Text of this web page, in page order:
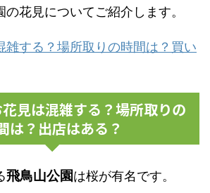
花見についてご紹介します。
雑する？場所取りの時間は？買い
見は混雑する？場所取りの
は？出店はある？
飛鳥山公園は桜が有名です。